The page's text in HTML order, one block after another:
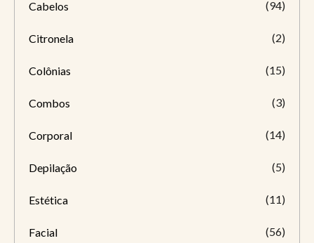
Cabelos (94)
Citronela (2)
Colônias (15)
Combos (3)
Corporal (14)
Depilação (5)
Estética (11)
Facial (56)